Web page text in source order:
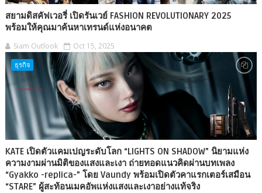
สยามดิสคัฟเวอรี่ เปิดรันเวย์ FASHION REVOLUTIONARY 2025
พร้อมให้คุณมาค้นหาเทรนด์แห่งอนาคต
Siam Outlook Oct 15, 2025
ธุรกิจ
KATE เปิดตัวแคมเปญระดับโลก “LIGHTS ON SHADOW” นิยามแห่ง
ความงามผ่านมิติของแสงและเงา ถ่ายทอดแนวคิดผ่านบทเพลง
“Gyakko -replica-” โดย Vaundy พร้อมเปิดตัวคาแรกเตอร์เสมือน
“STARE” ผู้สะท้อนเมคอัพแห่งแสงและเงาอย่างแท้จริง